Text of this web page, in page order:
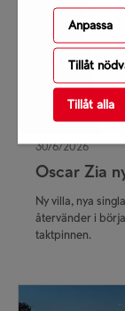
Anpassa
Tillåt
Tillåt alla
30/6/2026
Oscar Zia
Ny villa, nya
återvänder i
taktpinnen.